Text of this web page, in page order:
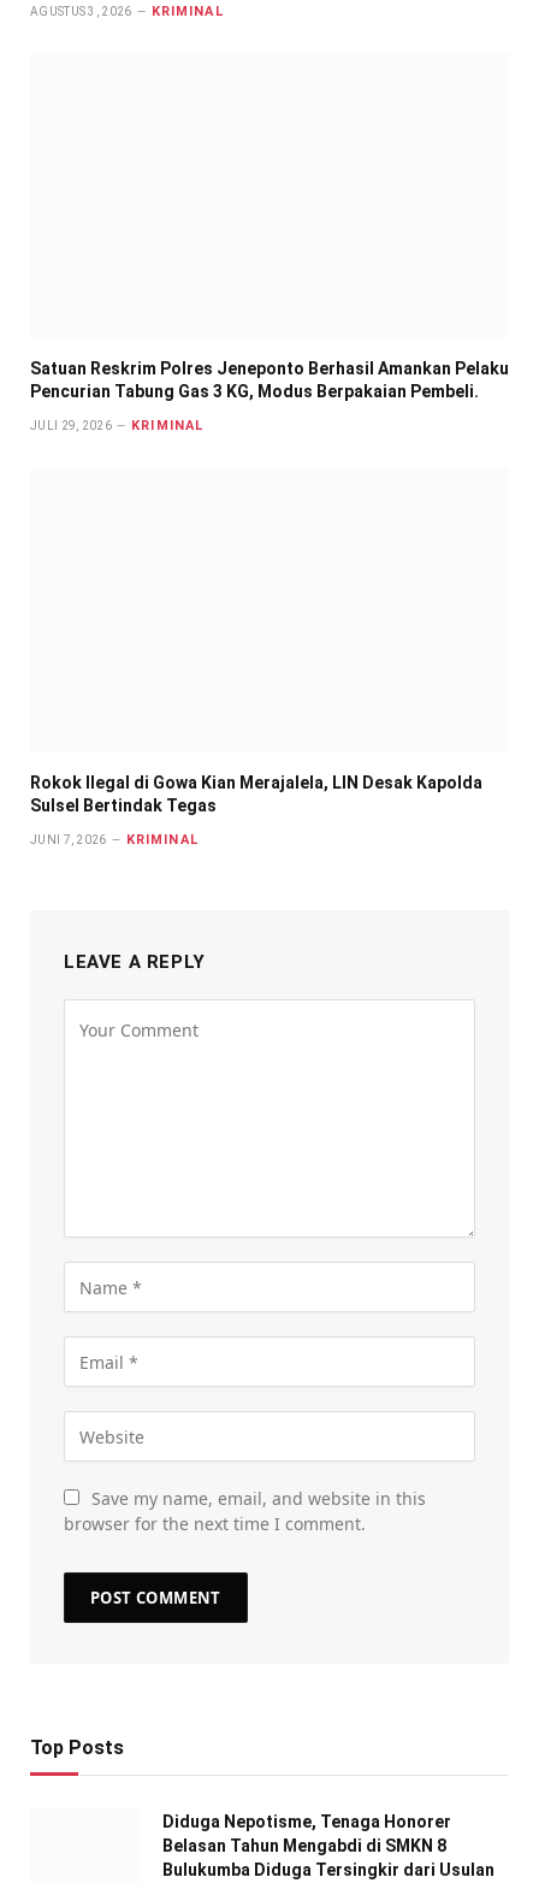
AGUSTUS 3, 2026 KRIMINAL
Satuan Reskrim Polres Jeneponto Berhasil Amankan Pelaku
Pencurian Tabung Gas 3 KG, Modus Berpakaian Pembeli.
JULI 29, 2026 KRIMINAL
Rokok Ilegal di Gowa Kian Merajalela, LIN Desak Kapolda
Sulsel Bertindak Tegas
JUNI 7, 2026 KRIMINAL
LEAVE A REPLY
Save my name, email, and website in this
browser for the next time I comment.
Top Posts
Diduga Nepotisme, Tenaga Honorer
Belasan Tahun Mengabdi di SMKN 8
Bulukumba Diduga Tersingkir dari Usulan